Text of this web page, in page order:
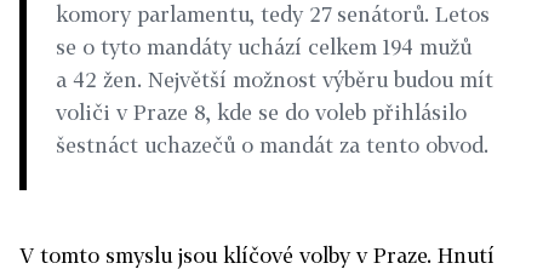
komory parlamentu, tedy 27 senátorů. Letos
se o tyto mandáty uchází celkem 194 mužů
a 42 žen. Největší možnost výběru budou mít
voliči v Praze 8, kde se do voleb přihlásilo
šestnáct uchazečů o mandát za tento obvod.
V tomto smyslu jsou klíčové volby v Praze. Hnutí